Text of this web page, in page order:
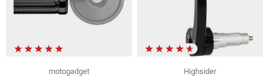
motogadget
Highsider